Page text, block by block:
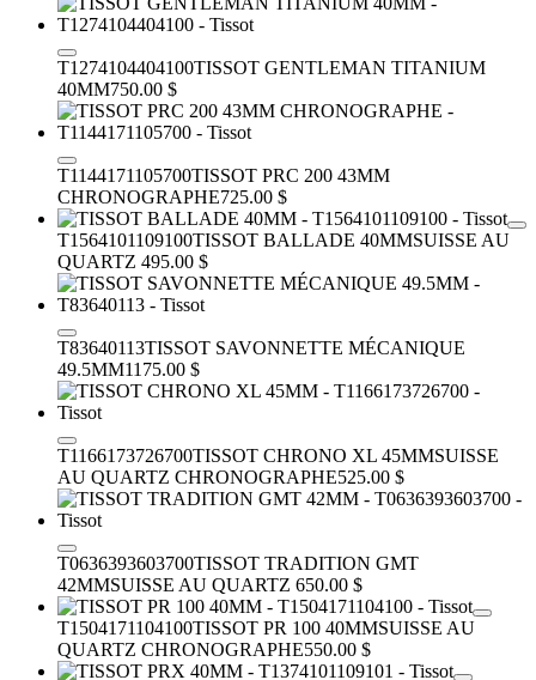
T1274104404100TISSOT GENTLEMAN TITANIUM
40MM750.00 $
T1144171105700TISSOT PRC 200 43MM
CHRONOGRAPHE725.00 $
T1564101109100TISSOT BALLADE 40MMSUISSE AU
QUARTZ 495.00 $
T83640113TISSOT SAVONNETTE MÉCANIQUE
49.5MM1175.00 $
T1166173726700TISSOT CHRONO XL 45MMSUISSE
AU QUARTZ CHRONOGRAPHE525.00 $
T0636393603700TISSOT TRADITION GMT
42MMSUISSE AU QUARTZ 650.00 $
T1504171104100TISSOT PR 100 40MMSUISSE AU
QUARTZ CHRONOGRAPHE550.00 $